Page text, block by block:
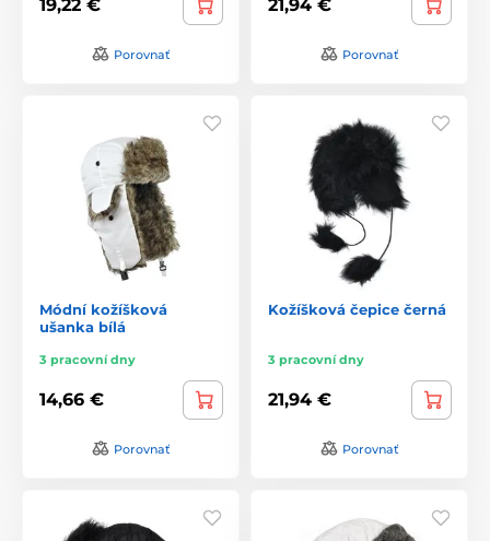
19,22 €
Porovnať
21,94 €
Porovnať
Módní kožíšková
ušanka bílá
3 pracovní dny
14,66 €
Porovnať
Kožíšková čepice černá
3 pracovní dny
21,94 €
Porovnať